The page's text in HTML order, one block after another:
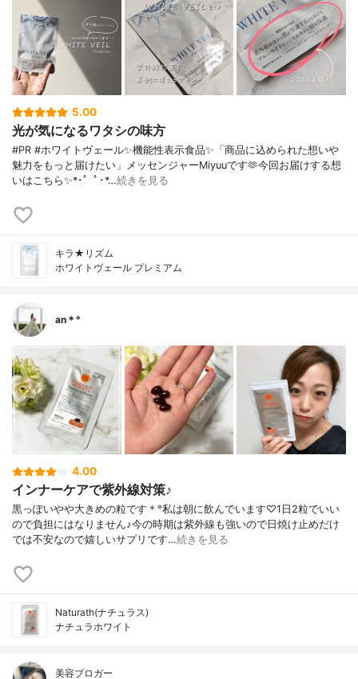
5.00
光が気になるワタシの味方
#PR #ホワイトヴェール✨機能性表示食品✨「商品に込められた想いや
魅力をもっと届けたい」メッセンジャーMiyuuです🫶今回お届けする想
いはこちら✨*･゜ﾟ･*…続きを見る
キラ★リズム
ホワイトヴェール プレミアム
an＊°
4.00
インナーケアで紫外線対策♪
黒っぽいやや大きめの粒です＊°私は朝に飲んでいます♡1日2粒でいい
ので負担にはなりません♪今の時期は紫外線も強いので日焼け止めだけ
では不安なので嬉しいサプリです…続きを見る
Naturath(ナチュラス)
ナチュラホワイト
美容ブロガー